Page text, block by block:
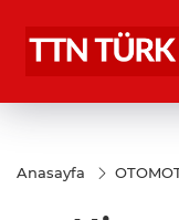
Anasayfa